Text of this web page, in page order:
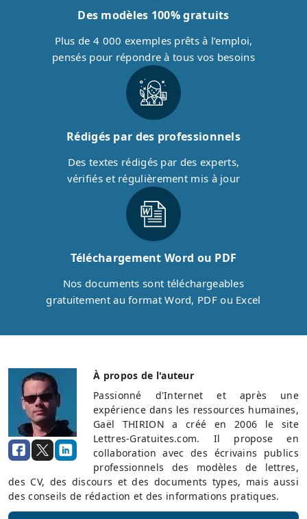
Des modèles 100% gratuits
Plus de 4 000 exemples prêts à l’emploi,
pensés pour répondre à tous vos besoins
Rédigés par des professionnels
Des textes rédigés par des experts,
vérifiés et régulièrement mis à jour
Téléchargement Word ou PDF
Nos documents sont téléchargeables
gratuitement au format Word, PDF ou Excel
À propos de l'auteur
Passionné d'Internet et après une
expérience dans les ressources humaines,
Gaël THIRION a créé en 2006 le site
Lettres-Gratuites.com. Il propose en
collaboration avec des écrivains publics
professionnels des modèles de lettres,
des CV, des discours et des documents types, mais aussi
des conseils de rédaction et des informations pratiques.